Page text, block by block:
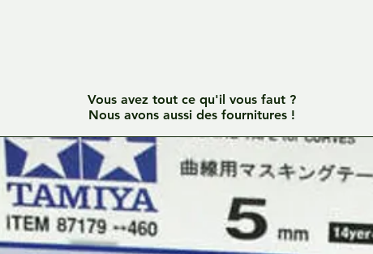
Vous avez tout ce qu'il vous faut ?
Nous avons aussi des fournitures !